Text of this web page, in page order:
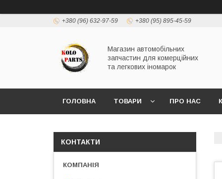
+380 (96) 632-97-59 +380 (95) 895-45-59
Магазин автомобільних
запчастин для комерційних
та легкових іномарок
ГОЛОВНА ТОВАРИ ПРО НАС
КОНТАКТИ